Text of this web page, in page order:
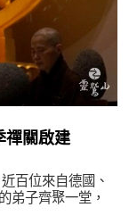
禪關啟建
百位來自德國、
弟子齊聚一堂，